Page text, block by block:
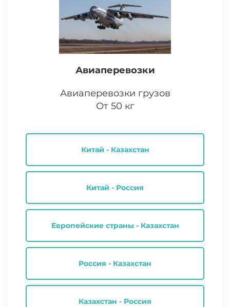
Авиаперевозки
Авиаперевозки грузов
От 50 кг
Китай - Казахстан
Китай - Россия
Европейские страны - Казахстан
Россия - Казахстан
Казахстан - Россия